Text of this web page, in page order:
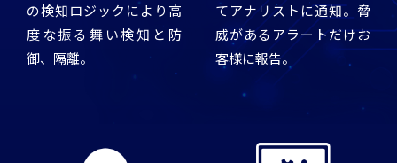
の検知ロジックにより高
度な振る舞い検知と防
御、隔離。
てアナリストに通知。脅
威があるアラートだけお
客様に報告。